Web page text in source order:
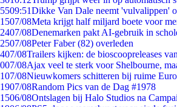
5509:51Dikke Van Dale neemt 'vulvalippen'
1507/08Meta krijgt half miljard boete voor
2407/08Denemarken pakt AI-gebruik in
2507/08Peter Faber (82) overleden
407/08Trailers kijken: de bioscoopreleases
007/08Ajax veel te sterk voor Shelbourne,
107/08Nieuwkomers schitteren bij ruime
1907/08Random Pics van de Dag #1978
1506/08Ontslagen bij Halo Studios na